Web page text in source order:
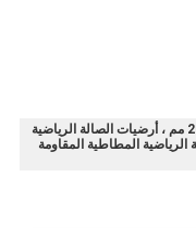
أرضيات الصالة الرياضية المطاطية عالية الكثافة 20 مم ، أرضيات الصالة الرياضية
، أرضيات الصالة الرياضية المطاطية المقاومة